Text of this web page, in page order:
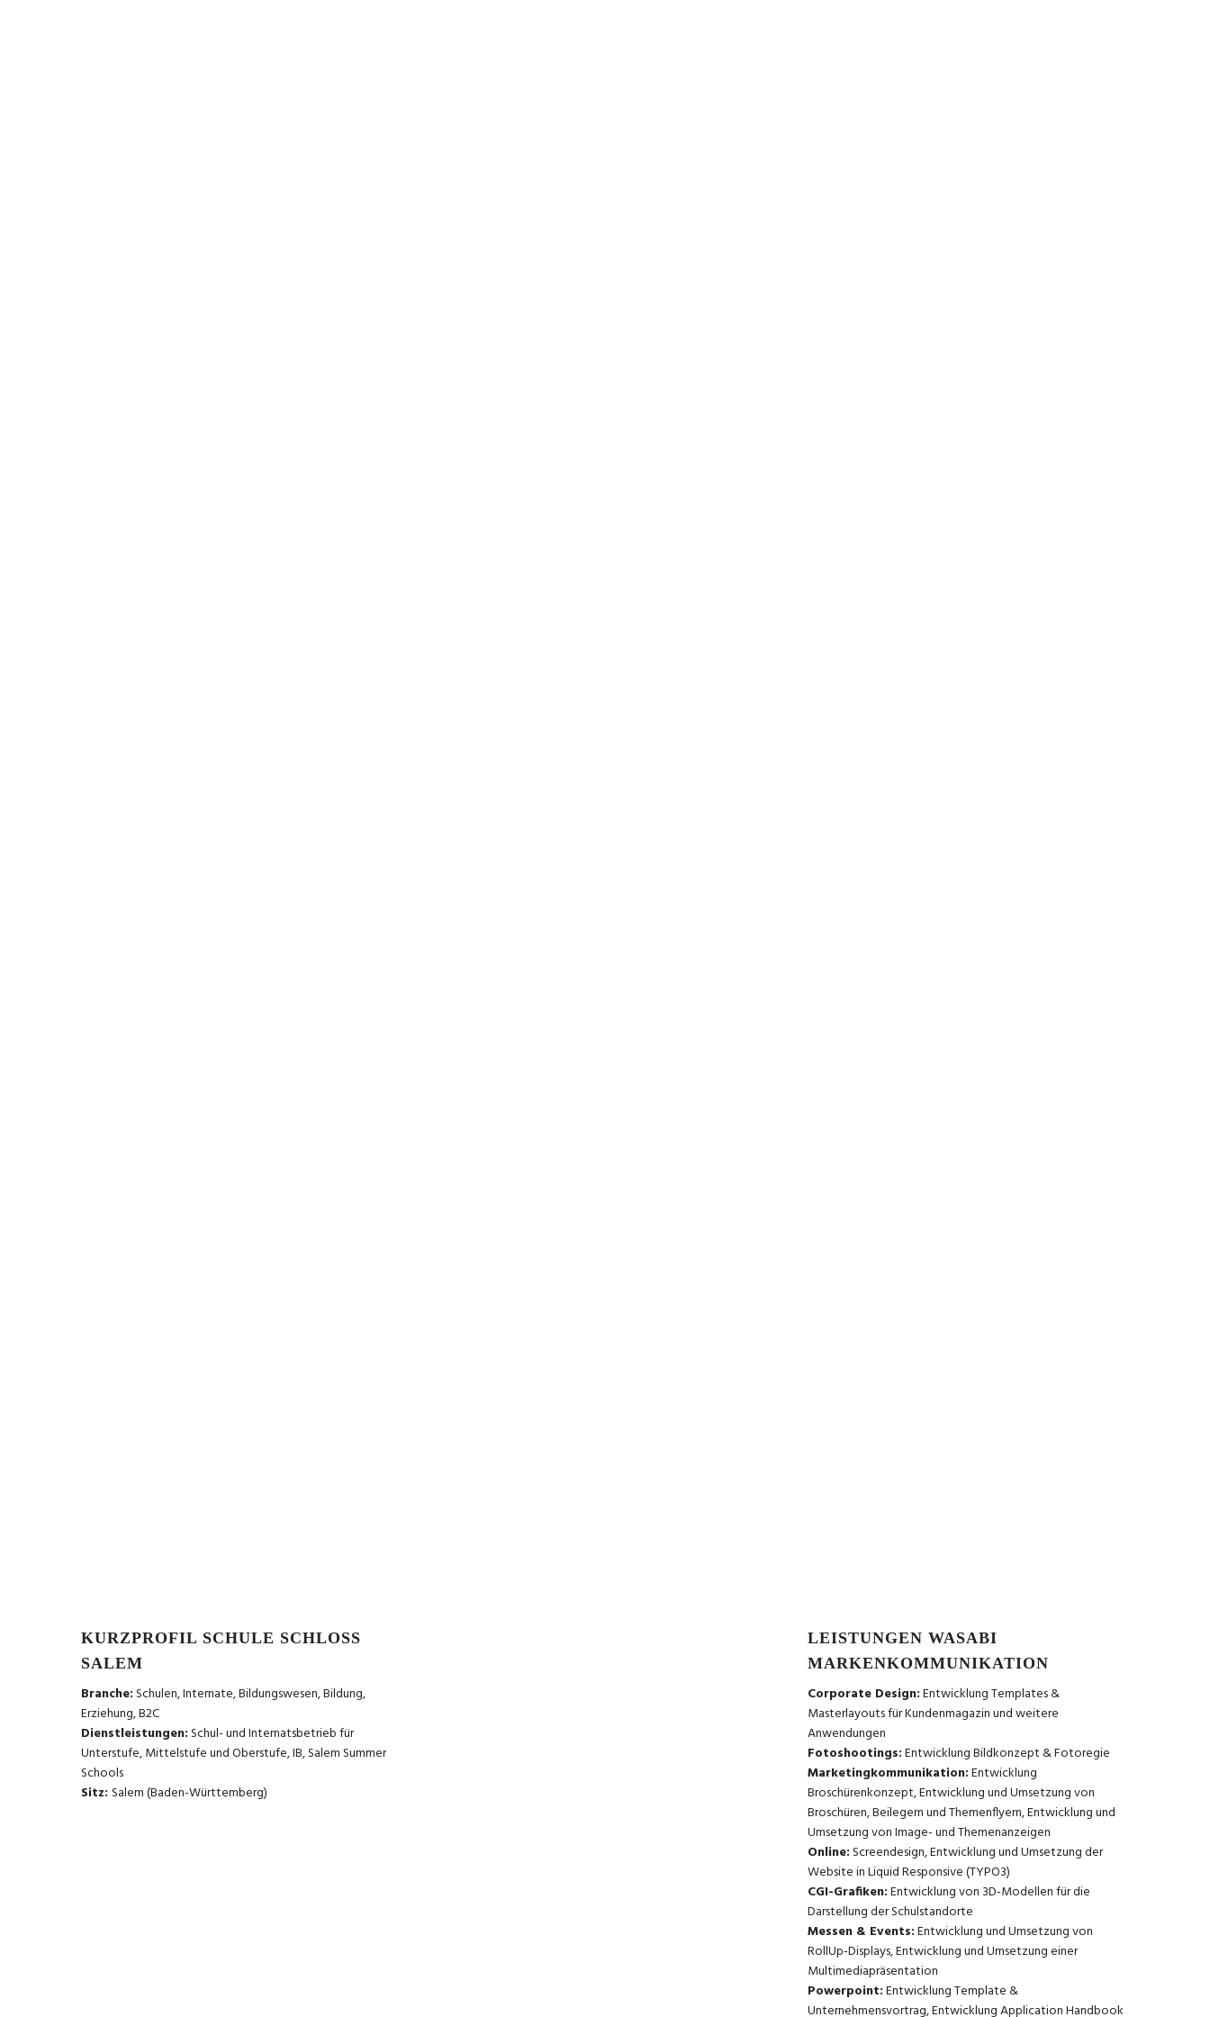
KURZPROFIL SCHULE SCHLOSS
SALEM
Branche:Schulen, Internate, Bildungswesen, Bildung,
Erziehung, B2C
Dienstleistungen:Schul- und Internatsbetrieb für
Unterstufe, Mittelstufe und Oberstufe, IB, Salem Summer
Schools
Sitz: Salem (Baden-Württemberg)
LEISTUNGEN WASABI
MARKENKOMMUNIKATION
Corporate Design:Entwicklung Templates &
Masterlayouts für Kundenmagazin und weitere
Anwendungen
Fotoshootings:Entwicklung Bildkonzept & Fotoregie
Marketingkommunikation:Entwicklung
Broschürenkonzept, Entwicklung und Umsetzung von
Broschüren, Beilegern und Themenflyern, Entwicklung und
Umsetzung von Image- und Themenanzeigen
Online:Screendesign, Entwicklung und Umsetzung der
Website in Liquid Responsive (TYPO3)
CGI-Grafiken:Entwicklung von 3D-Modellen für die
Darstellung der Schulstandorte
Messen & Events:Entwicklung und Umsetzung von
RollUp-Displays, Entwicklung und Umsetzung einer
Multimediapräsentation
Powerpoint:Entwicklung Template &
Unternehmensvortrag, Entwicklung Application Handbook